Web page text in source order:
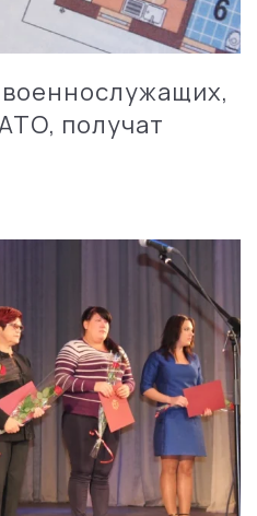
получат